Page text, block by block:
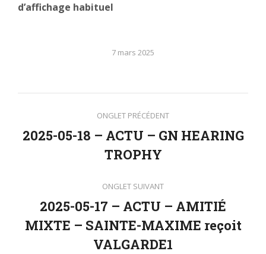
d’affichage habituel
7 mars 2025
Navigation
de
commentaire
ONGLET PRÉCÉDENT
Onglet
précédent
2025-05-18 – ACTU – GN HEARING
TROPHY
ONGLET SUIVANT
Onglet
suivant
2025-05-17 – ACTU – AMITIÉ
MIXTE – SAINTE-MAXIME reçoit
VALGARDE1